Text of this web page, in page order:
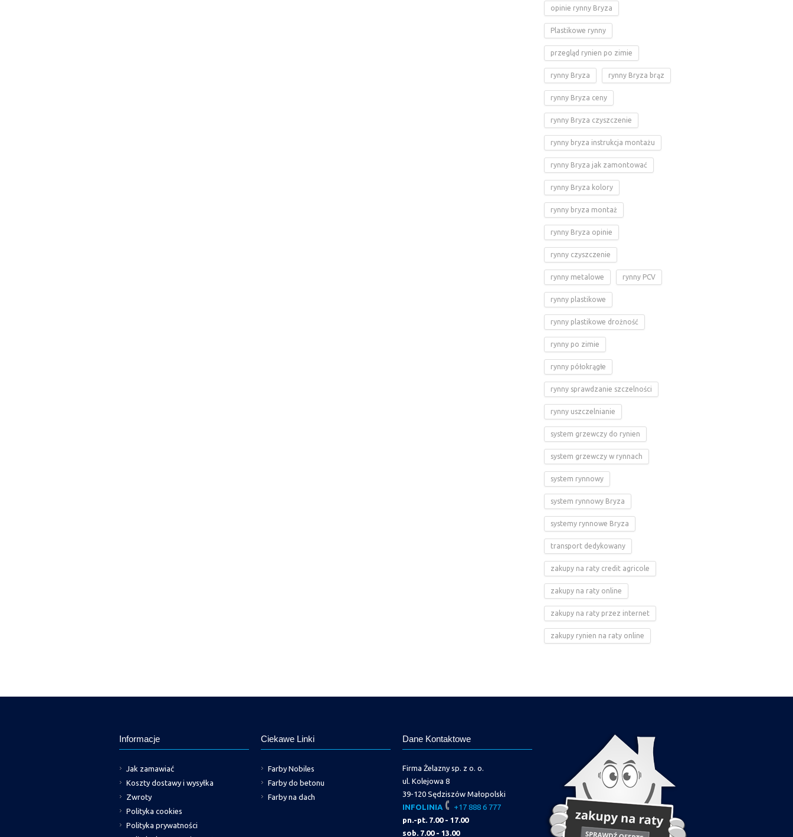
opinie rynny Bryza
Plastikowe rynny
przegląd rynien po zimie
rynny Bryza rynny Bryza brąz
rynny Bryza ceny
rynny Bryza czyszczenie
rynny bryza instrukcja montażu
rynny Bryza jak zamontować
rynny Bryza kolory
rynny bryza montaż
rynny Bryza opinie
rynny czyszczenie
rynny metalowe rynny PCV
rynny plastikowe
rynny plastikowe drożność
rynny po zimie
rynny półokrągłe
rynny sprawdzanie szczelności
rynny uszczelnianie
system grzewczy do rynien
system grzewczy w rynnach
system rynnowy
system rynnowy Bryza
systemy rynnowe Bryza
transport dedykowany
zakupy na raty credit agricole
zakupy na raty online
zakupy na raty przez internet
zakupy rynien na raty online
Informacje
Jak zamawiać
Koszty dostawy i wysyłka
Zwroty
Polityka cookies
Polityka prywatności
Ciekawe Linki
Farby Nobiles
Farby do betonu
Farby na dach
Dane Kontaktowe
Firma Żelazny sp. z o. o.
ul. Kolejowa 8
39-120 Sędziszów Małopolski
INFOLINIA
+17 888 6 777
pn.-pt. 7.00 - 17.00
sob. 7.00 - 13.00